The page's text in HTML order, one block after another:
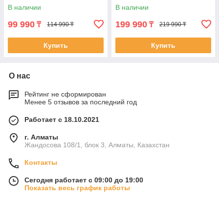
В наличии
99 990 ₸ 114 990 ₸
Купить
В наличии
199 990 ₸ 219 990 ₸
Купить
О нас
Рейтинг не сформирован
Менее 5 отзывов за последний год
Работает с 18.10.2021
г. Алматы
Жандосова 108/1, блок 3, Алматы, Казахстан
Контакты
Сегодня работает с 09:00 до 19:00
Показать весь график работы